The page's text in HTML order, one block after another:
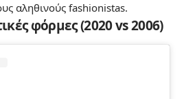
αληθινούς fashionistas.
φόρμες (2020 vs 2006)